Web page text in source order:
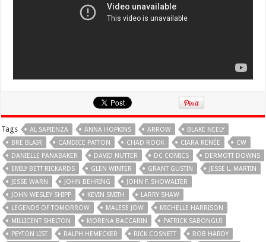
Tags AL SAPIENZA ANNA HOPKINS ARROW
BLAKE NEELY
BRE BLAIR
CANDICE PATTON CHAD ROOK CIARA RENÉE
CW
DANIELLE PANABAKER
DAVID NUTTER DC COMICS
DERMOTT DOWNS
EMILY BETT RICKARDS
GLEN WINTER GRANT GUSTIN
JESSE L. MARTIN
JESSE WARN
JOHN BEHRING
JOHN F. SHOWALTER
JOHN WESLEY SHIPP
KEVIN SMITH
LARRY SHAW
LEGENDS OF TOMORROW
MALESE JOW
MICHELLE HARRISON
MILLICENT SHELTON
MORENA BACCARIN
PATRICK SABONGUI
PEYTON LIST
RALPH HEMECKER RICK COSNETT
ROB HARDY